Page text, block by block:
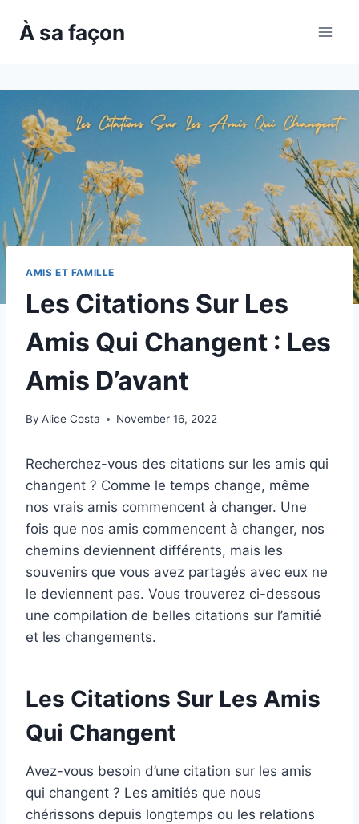
À sa façon
AMIS ET FAMILLE
Les Citations Sur Les
Amis Qui Changent : Les
Amis D’avant
By Alice Costa November 16, 2022
Recherchez-vous des citations sur les amis qui
changent ? Comme le temps change, même
nos vrais amis commencent à changer. Une
fois que nos amis commencent à changer, nos
chemins deviennent différents, mais les
souvenirs que vous avez partagés avec eux ne
le deviennent pas. Vous trouverez ci-dessous
une compilation de belles citations sur l’amitié
et les changements.
Les Citations Sur Les Amis
Qui Changent
Avez-vous besoin d’une citation sur les amis
qui changent ? Les amitiés que nous
chérissons depuis longtemps ou les relations